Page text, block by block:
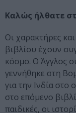
Καλώς ήλθατε
Οι χαρακτήρες
βιβλίου έχουν
κόσμο. Ο Άγγλος
γεννήθηκε στη
για την Ινδία
στο επόμενο
παιδικές, οι